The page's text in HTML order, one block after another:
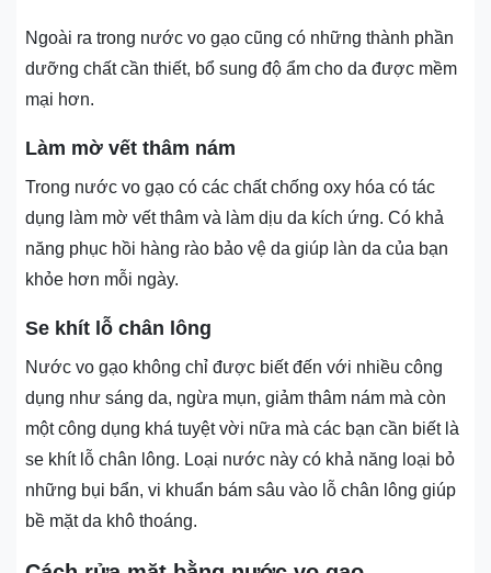
Ngoài ra trong nước vo gạo cũng có những thành phần
dưỡng chất cần thiết, bổ sung độ ẩm cho da được mềm
mại hơn.
Làm mờ vết thâm nám
Trong nước vo gạo có các chất chống oxy hóa có tác
dụng làm mờ vết thâm và làm dịu da kích ứng. Có khả
năng phục hồi hàng rào bảo vệ da giúp làn da của bạn
khỏe hơn mỗi ngày.
Se khít lỗ chân lông
Nước vo gạo không chỉ được biết đến với nhiều công
dụng như sáng da, ngừa mụn, giảm thâm nám mà còn
một công dụng khá tuyệt vời nữa mà các bạn cần biết là
se khít lỗ chân lông. Loại nước này có khả năng loại bỏ
những bụi bẩn, vi khuẩn bám sâu vào lỗ chân lông giúp
bề mặt da khô thoáng.